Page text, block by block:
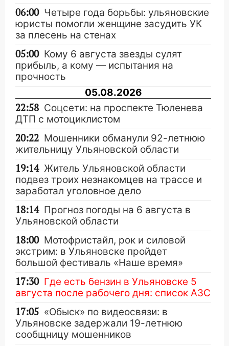
06:00 Четыре года борьбы: ульяновские
юристы помогли женщине засудить УК
за плесень на стенах
05:00 Кому 6 августа звезды сулят
прибыль, а кому — испытания на
прочность
05.08.2026
22:58 Соцсети: на проспекте Тюленева
ДТП с мотоциклистом
20:22 Мошенники обманули 92-летнюю
жительницу Ульяновской области
19:14 Житель Ульяновской области
подвез троих незнакомцев на трассе и
заработал уголовное дело
18:14 Прогноз погоды на 6 августа в
Ульяновской области
18:00 Мотофристайл, рок и силовой
экстрим: в Ульяновске пройдет
большой фестиваль «Наше время»
17:30 Где есть бензин в Ульяновске 5
августа после рабочего дня: список АЗС
17:05 «Обыск» по видеосвязи: в
Ульяновске задержали 19-летнюю
сообщницу мошенников